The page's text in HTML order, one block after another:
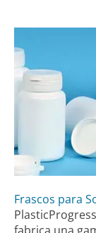
Frascos para